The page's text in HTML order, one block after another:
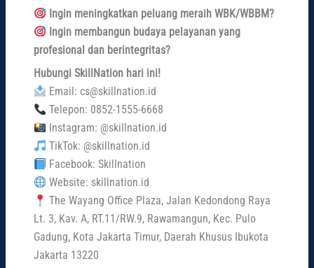
Ingin meningkatkan peluang meraih WBK/WBBM?
Ingin membangun budaya pelayanan yang
profesional dan berintegritas?
Hubungi SkillNation hari ini!
Email: cs@skillnation.id
Telepon: 0852-1555-6668
Instagram: @skillnation.id
TikTok: @skillnation.id
Facebook: Skillnation
Website: skillnation.id
The Wayang Office Plaza, Jalan Kedondong Raya
Lt. 3, Kav. A, RT.11/RW.9, Rawamangun, Kec. Pulo
Gadung, Kota Jakarta Timur, Daerah Khusus Ibukota
Jakarta 13220